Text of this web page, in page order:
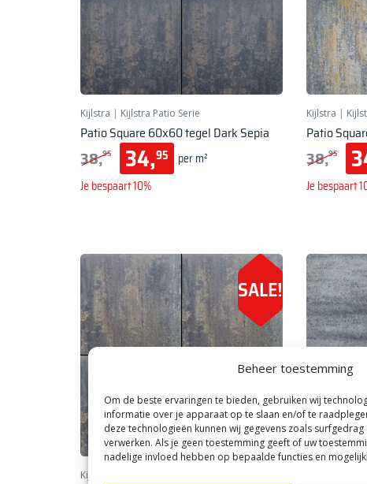
Beheer toestemming
Om de beste ervaringen te bieden, gebruiken wij
informatie over je apparaat op te slaan en/of te
deze technologieën kunnen wij gegevens zoals
verwerken. Als je geen toestemming geeft of uw
nadelige invloed hebben op bepaalde functies en
Kijlstra | Kijlstra Patio Serie
Patio Square 60x60 tegel Dark Sepia
38,95 34,95
per m²
Je bespaart 10%
Kijlstra |
Patio
38,95
Je bespaart
SALE!
Kijlstra